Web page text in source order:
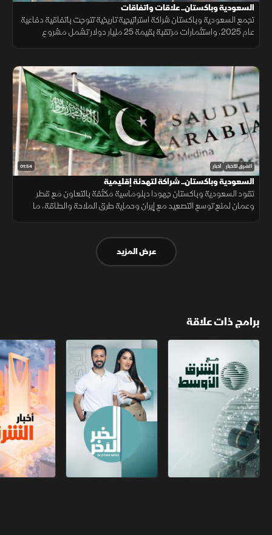
السعودية وباكستان.. علاقات واتفاقات
تجمع السعودية وباكستان شراكة استراتيجية تاريخية تتوجت باتفاقية دفاعية
عام 2025، واستثمارات مرتقبة بقيمة 25 مليار دولار تشمل مشروع
01:54 الشرق للأخبار أخبار
السعودية وباكستان.. شراكة لتهدئة إقليمية
تقود السعودية وباكستان جهودا دبلوماسية مكثفة بالتعاون مع قطر
وعمان لمنع توسع التصعيد مع إيران وحماية طرق الملاحة والطاقة، ما
عرض المزيد
برامج ذات علاقة
مع الشرق الأوسط الخبر الآخر أخبار الشرق